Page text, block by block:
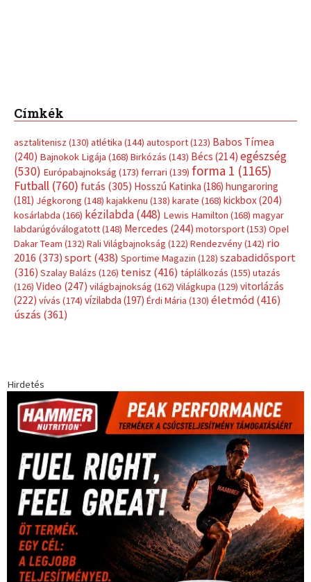
Címkék
(181)Jégkorong(148)kajakkenu(138)karate(168)kickbox(204)
kosárlabda(166)kézilabda(448)Lewis Hamilton(168) magyar
labdarúgóválogatott
(148) Mercedes (244)motorsport(153)Opel
Dakar Team(132)Rali Világbajnokság(122)Rendezvény(142)rio
Sportime Magazin(128) szabadidősport
(316) Szalay Balázs (126)tenisz(416)táplálkozás(155)utazás
(126) Video(247)világbajnokság (162)Világkupa(129)vitorlázás
(222)vívás(174) vízilabda(197) Érdi Mária(130)életmód(416)
úszás(361)
Hirdetés